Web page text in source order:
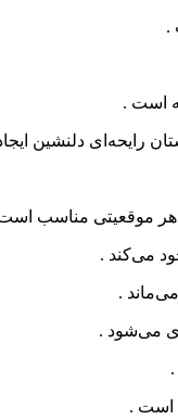
.
است .
رایحه‌ای دلنشین
هر موقعیتی مناسب
می‌کند .
.
می‌شود .
است .